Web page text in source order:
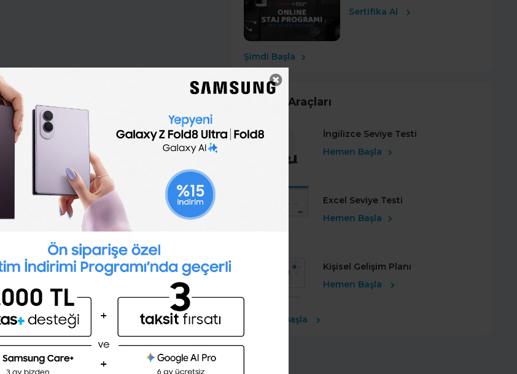
İngilizce seviyeni öğrenmek
ister misin ?
(A1,A2,B1,B2,C1,C2)
Şimdi değil Evet
Sertifika Al
Şimdi Başla
Kariyer Araçları
İngilizce Seviye Testi
Hemen Başla
Excel Seviye Testi
Hemen Başla
Kişisel Gelişim Planı
Hemen Başla
Ücretsiz Başla